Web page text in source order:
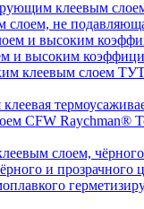
слоем, не
и высоким
клеевая
и прозрачного